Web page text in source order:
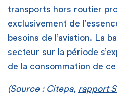
transports hors routier
exclusivement de
besoins de l’aviation. La
secteur sur la période
de la consommation de
(Source : Citepa, rapport